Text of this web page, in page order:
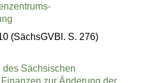
(SächsGVBl. S. 276)
des Sächsischen
zur Änderung der